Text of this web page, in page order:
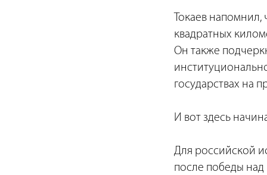
Токаев
квадратных
Он также
государствах на
И вот здесь
Для российской
после победы над